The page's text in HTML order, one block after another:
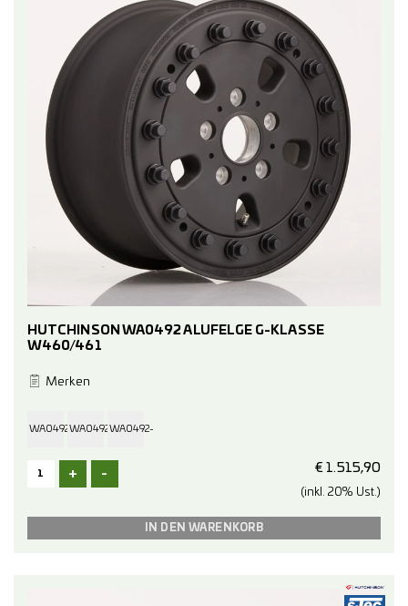
HUTCHINSON WA0492 ALUFELGE G-KLASSE
W460/461
Merken
WA0492-WA0492-WA0492-
€ 1.515,90
(inkl. 20% Ust.)
+ -